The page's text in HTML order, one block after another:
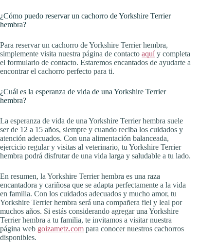
¿Cómo puedo reservar un cachorro de Yorkshire Terrier
hembra?
Para reservar un cachorro de Yorkshire Terrier hembra,
simplemente visita nuestra página de contacto aquíy completa
el formulario de contacto. Estaremos encantados de ayudarte a
encontrar el cachorro perfecto para ti.
¿Cuál es la esperanza de vida de una Yorkshire Terrier
hembra?
La esperanza de vida de una Yorkshire Terrier hembra suele
ser de 12 a 15 años, siempre y cuando reciba los cuidados y
atención adecuados. Con una alimentación balanceada,
ejercicio regular y visitas al veterinario, tu Yorkshire Terrier
hembra podrá disfrutar de una vida larga y saludable a tu lado.
En resumen, la Yorkshire Terrier hembra es una raza
encantadora y cariñosa que se adapta perfectamente a la vida
en familia. Con los cuidados adecuados y mucho amor, tu
Yorkshire Terrier hembra será una compañera fiel y leal por
muchos años. Si estás considerando agregar una Yorkshire
Terrier hembra a tu familia, te invitamos a visitar nuestra
página web goizametz.com para conocer nuestros cachorros
disponibles.